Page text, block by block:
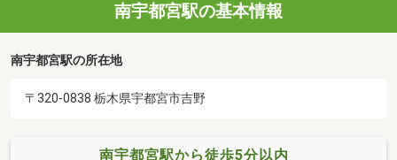
南宇都宮駅の基本情報
南宇都宮駅の所在地
〒320-0838 栃木県宇都宮市吉野
南宇都宮駅から徒歩5分以内